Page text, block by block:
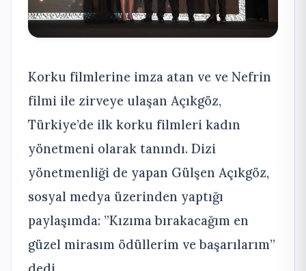
Korku filmlerine imza atan ve ve Nefrin
filmi ile zirveye ulaşan Açıkgöz,
Türkiye’de ilk korku filmleri kadın
yönetmeni olarak tanındı. Dizi
yönetmenliği de yapan Gülşen Açıkgöz,
sosyal medya üzerinden yaptığı
paylaşımda: ”Kızıma bırakacağım en
güzel mirasım ödüllerim ve başarılarım”